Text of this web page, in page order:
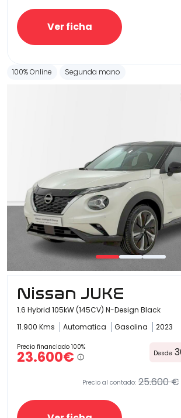
Ver ficha
100% Online Segunda mano
Nissan JUKE
1.6 Hybrid 105kW (145CV) N-Design Black
11.900 Kms
Automatica Gasolina 2023
Precio financiado 100%
23.600€ Desde
Precio al contado: 25.600 €